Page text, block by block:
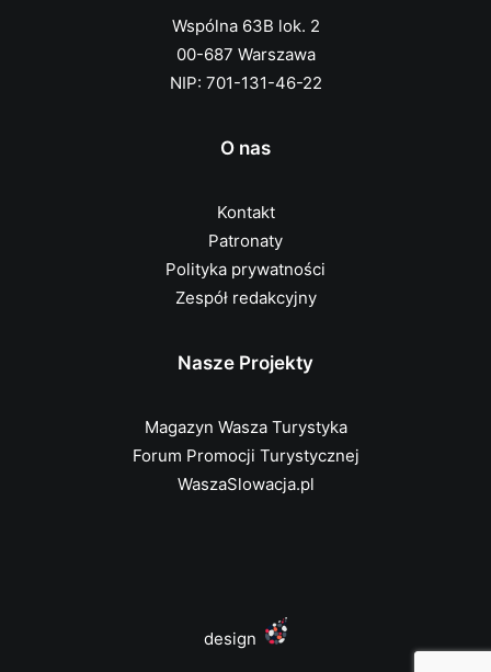
Wspólna 63B lok. 2
00-687 Warszawa
NIP: 701-131-46-22
O nas
Kontakt
Patronaty
Polityka prywatności
Zespół redakcyjny
Nasze Projekty
Magazyn Wasza Turystyka
Forum Promocji Turystycznej
WaszaSlowacja.pl
design